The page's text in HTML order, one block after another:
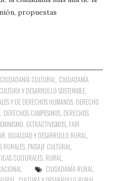
propuestas
CIUDADANÍA CULTURAL CIUDADANÍA
Y DESARROLLO SOSTENIBLE
Y DE DERECHOS HUMANOS DERECHO
DERECHOS CAMPESINOS DERECHOS
EXTRACTIVISMOS FAIR
IGUALDAD Y DESARROLLO RURAL
RURALES PAISAJE CULTURAL
CULTURALES RURAL
CIUDADANÍA RURAL